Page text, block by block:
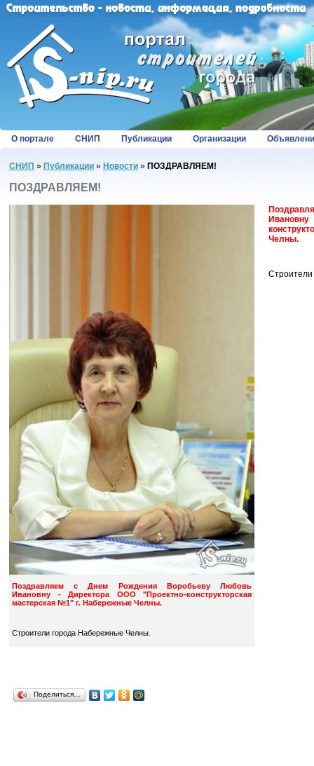
О портале СНИП Публикации Организации
СНИП » Публикации » Новости » ПОЗДРАВЛЯЕМ!
ПОЗДРАВЛЯЕМ!
Поздравляем с Днем Рождения Воробьеву Любовь
Ивановну - Директора ООО
"Проектно-конструкторская
мастерская №1" г. Набережные Челны.
Строители города Набережные Челны.
Челны.
Поделиться…